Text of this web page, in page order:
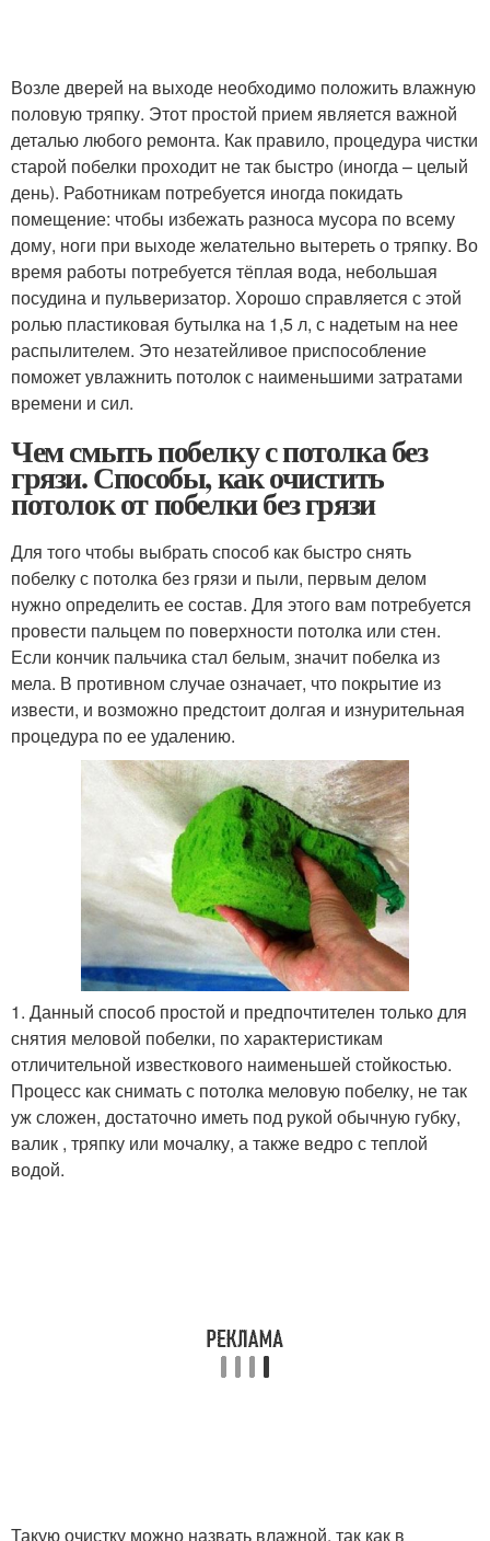
Возле дверей на выходе необходимо положить влажную
половую тряпку. Этот простой прием является важной
деталью любого ремонта. Как правило, процедура чистки
старой побелки проходит не так быстро (иногда – целый
день). Работникам потребуется иногда покидать
помещение: чтобы избежать разноса мусора по всему
дому, ноги при выходе желательно вытереть о тряпку. Во
время работы потребуется тёплая вода, небольшая
посудина и пульверизатор. Хорошо справляется с этой
ролью пластиковая бутылка на 1,5 л, с надетым на нее
распылителем. Это незатейливое приспособление
поможет увлажнить потолок с наименьшими затратами
времени и сил.
Чем смыть побелку с потолка без
грязи. Способы, как очистить
потолок от побелки без грязи
Для того чтобы выбрать способ как быстро снять
побелку с потолка без грязи и пыли, первым делом
нужно определить ее состав. Для этого вам потребуется
провести пальцем по поверхности потолка или стен.
Если кончик пальчика стал белым, значит побелка из
мела. В противном случае означает, что покрытие из
извести, и возможно предстоит долгая и изнурительная
процедура по ее удалению.
1. Данный способ простой и предпочтителен только для
снятия меловой побелки, по характеристикам
отличительной известкового наименьшей стойкостью.
Процесс как снимать с потолка меловую побелку, не так
уж сложен, достаточно иметь под рукой обычную губку,
валик , тряпку или мочалку, а также ведро с теплой
водой.
Такую очистку можно назвать влажной, так как в